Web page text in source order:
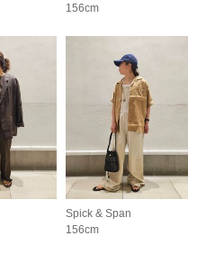
156cm
Spick & Span
156cm